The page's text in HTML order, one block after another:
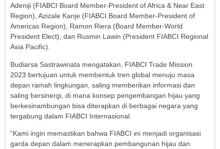
Adeniji (FIABCI Board Member-President of Africa & Near East
Region), Azizale Kanje (FIABCI Board Member-President of
Americas Region), Ramon Riera (Board Member-World
President Elect), dan Rusmin Lawin (President FIABCI Regional
Asia Pacific).
Budiarsa Sastrawinata mengatakan, FIABCI Trade Mission
2023 bertujuan untuk membentuk tren global menuju masa
depan ramah lingkungan, saling memberikan informasi dan
saling bersinergi, di mana konsep pengembangan hijau yang
berkesinambungan bisa diterapkan di berbagai negara yang
tergabung dalam FIABCI Internasional.
“Kami ingin memastikan bahwa FIABCI ini menjadi organisasi
garda depan dalam menerapkan pembangunan hijau dan